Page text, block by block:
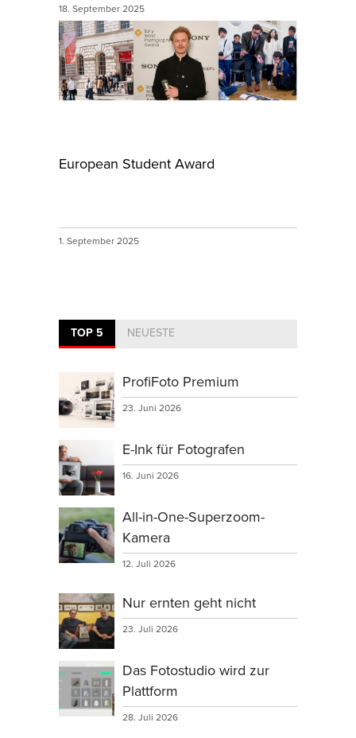
18. September 2025
European Student Award
1. September 2025
TOP 5 NEUESTE
ProfiFoto Premium
23. Juni 2026
E-Ink für Fotografen
16. Juni 2026
All-in-One-Superzoom-
Kamera
12. Juli 2026
Nur ernten geht nicht
23. Juli 2026
Das Fotostudio wird zur
Plattform
28. Juli 2026